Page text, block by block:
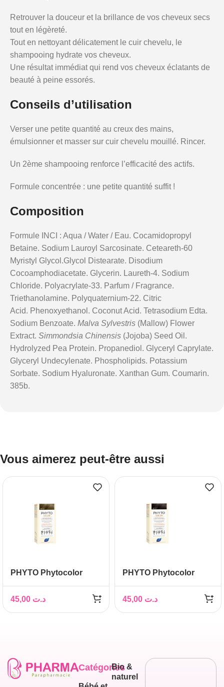
Retrouver la douceur et la brillance de vos cheveux secs
tout en légèreté.
Tout en nettoyant délicatement le cuir chevelu, le
shampooing hydrate vos cheveux.
Une résultat immédiat qui rend vos cheveux éclatants de
beauté à peine essorés.
Conseils d’utilisation
Verser une petite quantité au creux des mains,
émulsionner et masser sur cuir chevelu mouillé. Rincer.
Un 2ème shampooing renforce l’efficacité des actifs.
Formule concentrée : une petite quantité suffit !
Composition
Formule INCI : Aqua / Water / Eau. Cocamidopropyl
Betaine. Sodium Lauroyl Sarcosinate. Ceteareth-60
Myristyl Glycol.Glycol Distearate. Disodium
Cocoamphodiacetate. Glycerin. Laureth-4. Sodium
Chloride. Polyacrylate-33. Parfum / Fragrance.
Triethanolamine. Polyquaternium-22. Citric
Acid. Phenoxyethanol. Coconut Acid. Tetrasodium Edta.
Sodium Benzoate. Malva Sylvestris (Mallow) Flower
Extract. Simmondsia Chinensis (Jojoba) Seed Oil.
Hydrolyzed Pea Protein. Propanediol. Glyceryl Caprylate.
Glyceryl Undecylenate. Phospholipids. Potassium
Sorbate. Sodium Hyaluronate. Xanthan Gum. Coumarin.
385b.
Vous aimerez peut-être aussi
PHYTO Phytocolor
clair, 1 kit
د.ت
PHYTO Phytocolor
clair, 1 kit
د.ت
Catégories
Bio &
naturel